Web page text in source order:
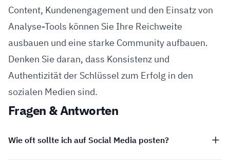
Content, Kundenengagement und den Einsatz von
Analyse-Tools können Sie Ihre Reichweite
ausbauen und eine starke Community aufbauen.
Denken Sie daran, dass Konsistenz und
Authentizität der Schlüssel zum Erfolg in den
sozialen Medien sind.
Fragen & Antworten
Wie oft sollte ich auf Social Media posten?